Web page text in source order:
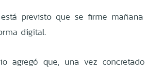
previsto que se firme
digital.
agregó que, una vez